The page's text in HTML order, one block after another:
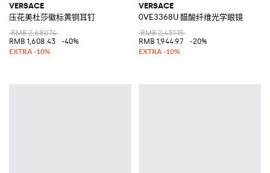
VERSACE
压花美杜莎徽标黄铜耳钉
RMB 2,680.74
RMB 1,608.43
-40%
VERSACE
0VE3368U 醋酸纤维光学眼镜
RMB 2,431.15
RMB 1,944.97
-20%